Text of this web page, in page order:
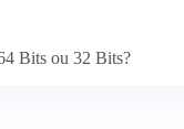
Bits ou 32 Bits?